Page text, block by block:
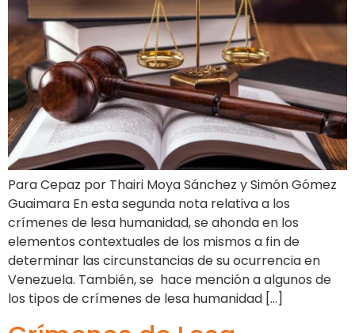
Para Cepaz por Thairi Moya Sánchez y Simón Gómez
Guaimara En esta segunda nota relativa a los
crímenes de lesa humanidad, se ahonda en los
elementos contextuales de los mismos a fin de
determinar las circunstancias de su ocurrencia en
Venezuela. También, se hace mención a algunos de
los tipos de crímenes de lesa humanidad […]